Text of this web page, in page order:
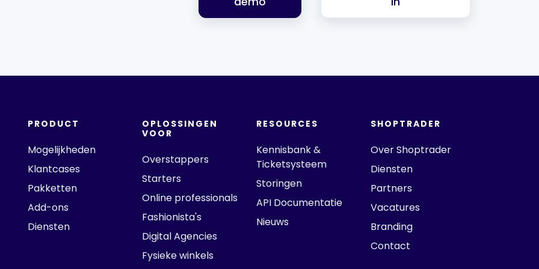
PRODUCT
Mogelijkheden
Klantcases
Pakketten
Add-ons
Diensten
OPLOSSINGEN
VOOR
Overstappers
Starters
Online professionals
Fashionista's
Digital Agencies
Fysieke winkels
RESOURCES
Kennisbank &
Ticketsysteem
Storingen
API Documentatie
Nieuws
SHOPTRADER
Over Shoptrader
Diensten
Partners
Vacatures
Branding
Contact